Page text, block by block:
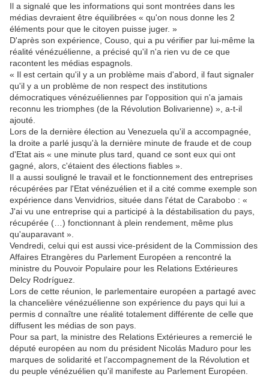
Il a signalé que les informations qui sont montrées dans les
médias devraient être équilibrées « qu'on nous donne les 2
éléments pour que le citoyen puisse juger. »
D'après son expérience, Couso, qui a pu vérifier par lui-même la
réalité vénézuélienne, a précisé qu'il n'a rien vu de ce que
racontent les médias espagnols.
« Il est certain qu'il y a un problème mais d'abord, il faut signaler
qu'il y a un problème de non respect des institutions
démocratiques vénézuéliennes par l'opposition qui n'a jamais
reconnu les triomphes (de la Révolution Bolivarienne) », a-t-il
ajouté.
Lors de la dernière élection au Venezuela qu'il a accompagnée,
la droite a parlé jusqu'à la dernière minute de fraude et de coup
d'Etat ais « une minute plus tard, quand ce sont eux qui ont
gagné, alors, c'étaient des élections fiables ».
Il a aussi souligné le travail et le fonctionnement des entreprises
récupérées par l'Etat vénézuélien et il a cité comme exemple son
expérience dans Venvidrios, située dans l'état de Carabobo : «
J'ai vu une entreprise qui a participé à la déstabilisation du pays,
récupérée (…) fonctionnant à plein rendement, même plus
qu'auparavant ».
Vendredi, celui qui est aussi vice-président de la Commission des
Affaires Etrangères du Parlement Européen a rencontré la
ministre du Pouvoir Populaire pour les Relations Extérieures
Delcy Rodríguez.
Lors de cette réunion, le parlementaire européen a partagé avec
la chancelière vénézuélienne son expérience du pays qui lui a
permis d connaître une réalité totalement différente de celle que
diffusent les médias de son pays.
Pour sa part, la ministre des Relations Extérieures a remercié le
député européen au nom du président Nicolás Maduro pour les
marques de solidarité et l’accompagnement de la Révolution et
du peuple vénézuélien qu'il manifeste au Parlement Européen.